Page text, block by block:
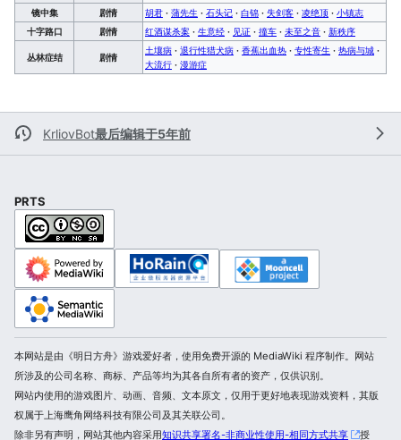
镜中集
剧情 胡君 · 蒲先生 · 石头记 · 白锦 · 失剑客 · 凌绝顶 · 小镇志
十字路口
剧情 红酒谋杀案 · 生意经 · 见证 · 撞车 · 未至之音 · 新秩序
丛林症结 剧情
土壤病 · 退行性猎犬病 · 香蕉出血热 · 专性寄生 · 热病与城 ·
大流行 · 漫游症
KrliovBot最后编辑于5年前
PRTS
本网站是由《明日方舟》游戏爱好者，使用免费开源的 MediaWiki 程序制作。网站
所涉及的公司名称、商标、产品等均为其各自所有者的资产，仅供识别。
网站内使用的游戏图片、动画、音频、文本原文，仅用于更好地表现游戏资料，其版
权属于上海鹰角网络科技有限公司及其关联公司。
除非另有声明，网站其他内容采用知识共享署名-非商业性使用-相同方式共享
授